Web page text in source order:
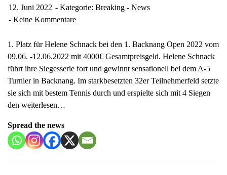
12. Juni 2022 Kategorie: Breaking - News
Keine Kommentare
1. Platz für Helene Schnack bei den 1. Backnang Open 2022 vom
09.06. -12.06.2022 mit 4000€ Gesamtpreisgeld. Helene Schnack
führt ihre Siegesserie fort und gewinnt sensationell bei dem A-5
Turnier in Backnang. Im starkbesetzten 32er Teilnehmerfeld setzte
sie sich mit bestem Tennis durch und erspielte sich mit 4 Siegen
den weiterlesen…
Spread the news